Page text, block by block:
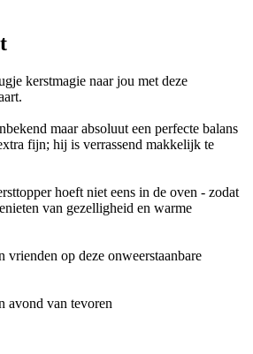
kerstmagie naar jou met deze
maar absoluut een perfecte balans
fijn; hij is verrassend makkelijk te
hoeft niet eens in de oven - zodat
van gezelligheid en warme
vrienden op deze onweerstaanbare
avond van tevoren